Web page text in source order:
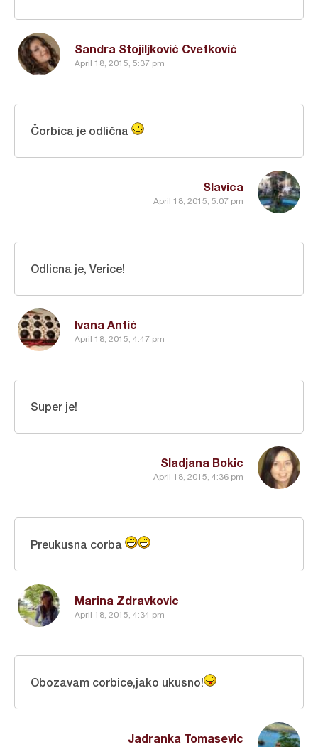
Sandra Stojiljković Cvetković
April 18, 2015, 5:37 pm
Slavica
April 18, 2015, 5:07 pm
Čorbica je odlična
Ivana Antić
April 18, 2015, 4:47 pm
Odlicna je, Verice!
Sladjana Bokic
April 18, 2015, 4:36 pm
Super je!
Marina Zdravkovic
April 18, 2015, 4:34 pm
Preukusna corba
Jadranka Tomasevic
Obozavam corbice,jako ukusno!